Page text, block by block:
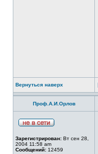
Вернуться наверх
Проф.А.И.Орлов
Зарегистрирован: Вт сен 28,
2004 11:58 am
Сообщений: 12459